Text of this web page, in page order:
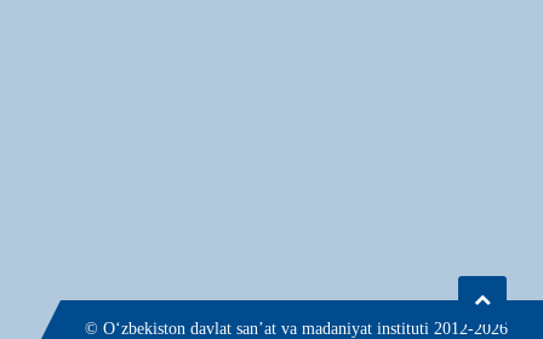
© О‘zbekiston davlat san’at va madaniyat instituti 2012-2026